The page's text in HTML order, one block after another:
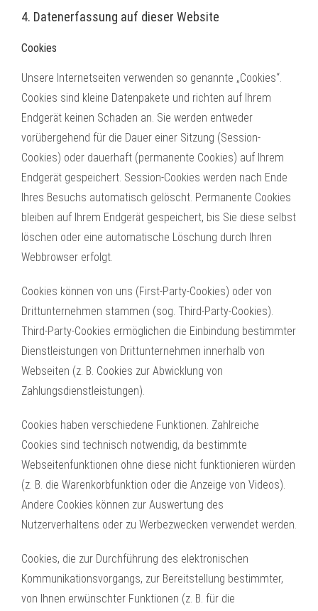
4. Datenerfassung auf dieser Website
Cookies
Unsere Internetseiten verwenden so genannte „Cookies“.
Cookies sind kleine Datenpakete und richten auf Ihrem
Endgerät keinen Schaden an. Sie werden entweder
vorübergehend für die Dauer einer Sitzung (Session-
Cookies) oder dauerhaft (permanente Cookies) auf Ihrem
Endgerät gespeichert. Session-Cookies werden nach Ende
Ihres Besuchs automatisch gelöscht. Permanente Cookies
bleiben auf Ihrem Endgerät gespeichert, bis Sie diese selbst
löschen oder eine automatische Löschung durch Ihren
Webbrowser erfolgt.
Cookies können von uns (First-Party-Cookies) oder von
Drittunternehmen stammen (sog. Third-Party-Cookies).
Third-Party-Cookies ermöglichen die Einbindung bestimmter
Dienstleistungen von Drittunternehmen innerhalb von
Webseiten (z. B. Cookies zur Abwicklung von
Zahlungsdienstleistungen).
Cookies haben verschiedene Funktionen. Zahlreiche
Cookies sind technisch notwendig, da bestimmte
Webseitenfunktionen ohne diese nicht funktionieren würden
(z. B. die Warenkorbfunktion oder die Anzeige von Videos).
Andere Cookies können zur Auswertung des
Nutzerverhaltens oder zu Werbezwecken verwendet werden.
Cookies, die zur Durchführung des elektronischen
Kommunikationsvorgangs, zur Bereitstellung bestimmter,
von Ihnen erwünschter Funktionen (z. B. für die